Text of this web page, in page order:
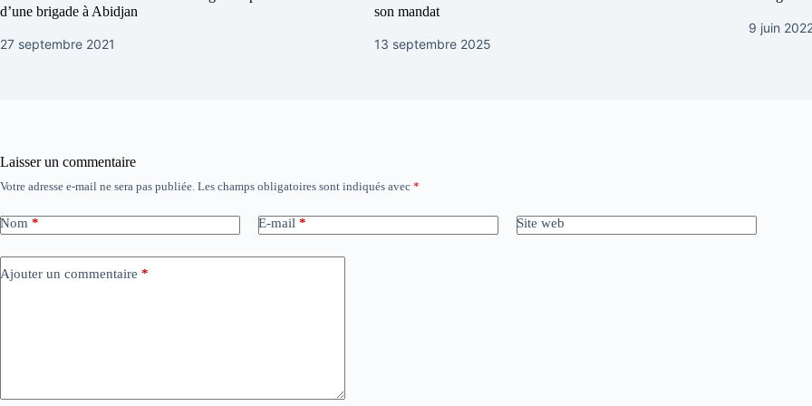
d’une brigade à Abidjan
27 septembre 2021
son mandat
13 septembre 2025
9 juin
Laisser un commentaire
Votre adresse e-mail ne sera pas publiée. Les champs obligatoires sont indiqués avec *
Nom * E-mail * Site web
Ajouter un commentaire *